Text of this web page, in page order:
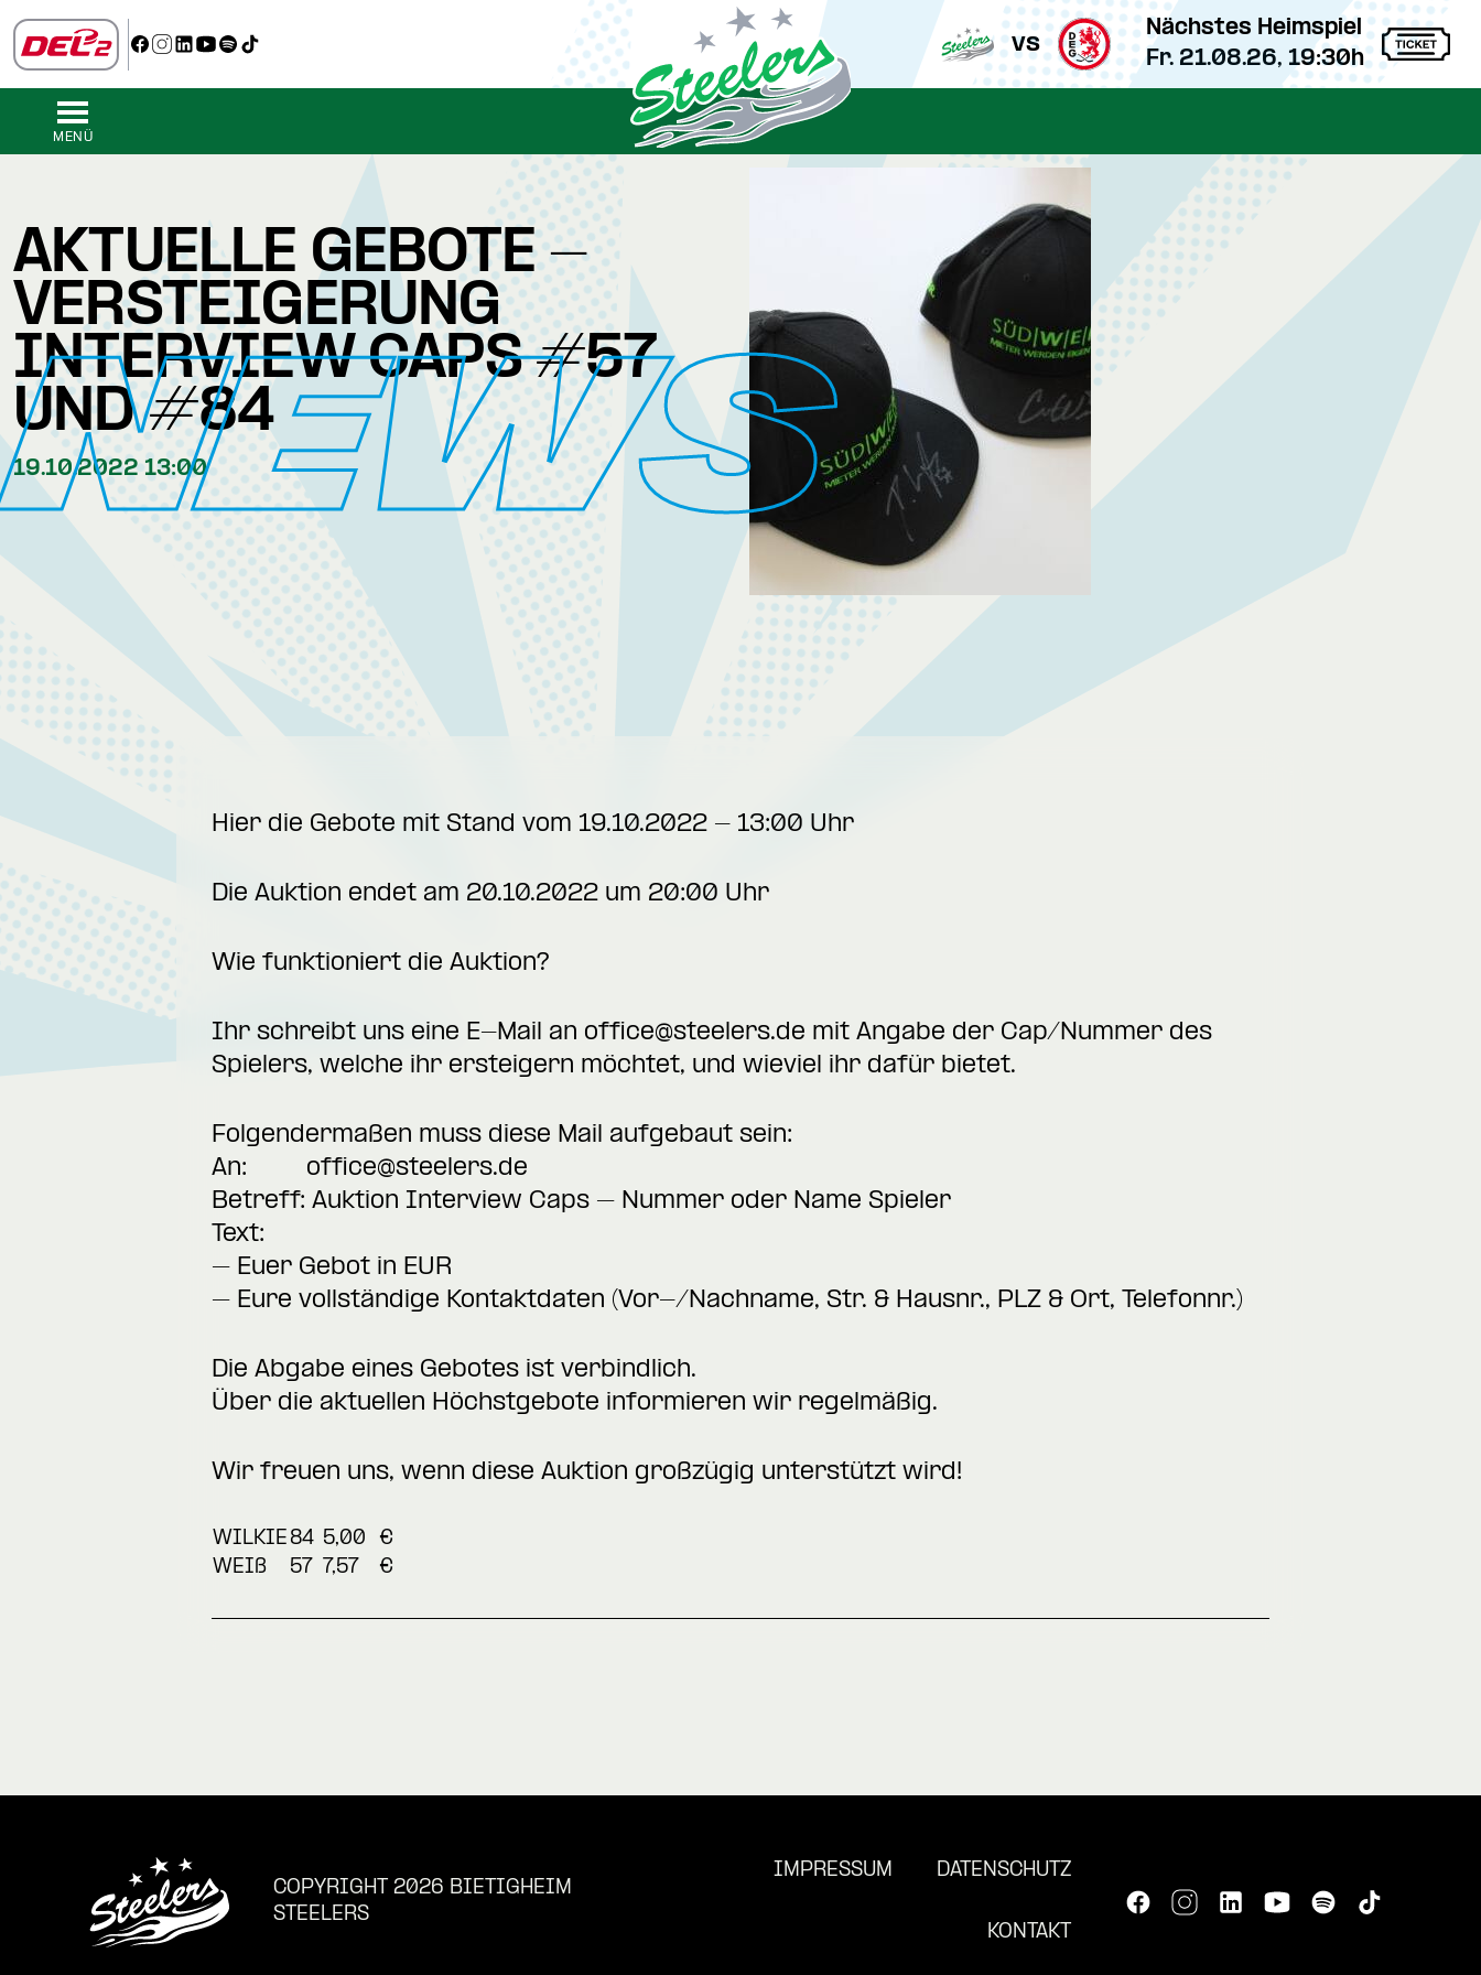
vs
Nächstes Heimspiel
Fr. 21.08.26, 19:30h
MENÜ
NEWS
AKTUELLE GEBOTE -
VERSTEIGERUNG
INTERVIEW CAPS #57
UND #84
19.10.2022 13:00
Hier die Gebote mit Stand vom 19.10.2022 - 13:00 Uhr
Die Auktion endet am 20.10.2022 um 20:00 Uhr
Wie funktioniert die Auktion?
Ihr schreibt uns eine E-Mail an office@steelers.de mit Angabe der Cap/Nummer des
Spielers, welche ihr ersteigern möchtet, und wieviel ihr dafür bietet.
Folgendermaßen muss diese Mail aufgebaut sein:
An: office@steelers.de
Betreff: Auktion Interview Caps – Nummer oder Name Spieler
Text:
– Euer Gebot in EUR
– Eure vollständige Kontaktdaten (Vor-/Nachname, Str. & Hausnr., PLZ & Ort, Telefonnr.)
Die Abgabe eines Gebotes ist verbindlich.
Über die aktuellen Höchstgebote informieren wir regelmäßig.
Wir freuen uns, wenn diese Auktion großzügig unterstützt wird!
WILKIE 84 5,00
€
WEIß
57 7,57 €
COPYRIGHT 2026 BIETIGHEIM
STEELERS
IMPRESSUM DATENSCHUTZ
KONTAKT